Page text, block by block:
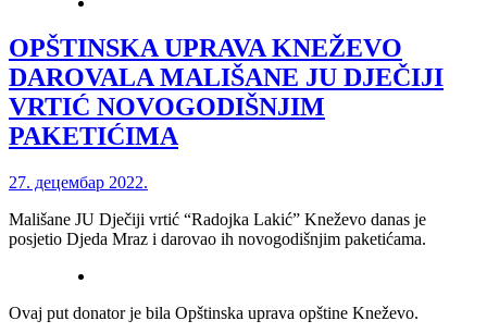
OPŠTINSKA UPRAVA KNEŽEVO
DAROVALA MALIŠANE JU DJEČIJI
VRTIĆ NOVOGODIŠNJIM
PAKETIĆIMA
27. децембар 2022.
Mališane JU Dječiji vrtić “Radojka Lakić” Kneževo danas je
posjetio Djeda Mraz i darovao ih novogodišnjim paketićama.
Ovaj put donator je bila Opštinska uprava opštine Kneževo.